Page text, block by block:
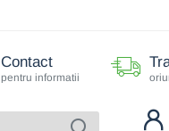
Contact
pentru informatii